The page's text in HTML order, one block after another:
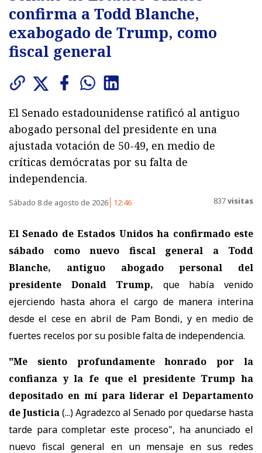
confirma a Todd Blanche,
exabogado de Trump, como
fiscal general
El Senado estadounidense ratificó al antiguo
abogado personal del presidente en una
ajustada votación de 50-49, en medio de
críticas demócratas por su falta de
independencia.
Sábado 8 de agosto de 2026 12:46 837visitas
El Senado de Estados Unidos ha confirmado este
sábado como nuevo fiscal general a Todd
Blanche, antiguo abogado personal del
presidente Donald Trump, que había venido
ejerciendo hasta ahora el cargo de manera interina
desde el cese en abril de Pam Bondi, y en medio de
fuertes recelos por su posible falta de independencia.
"Me siento profundamente honrado por la
confianza y la fe que el presidente Trump ha
depositado en mí para liderar el Departamento
de Justicia(...) Agradezco al Senado por quedarse hasta
tarde para completar este proceso", ha anunciado el
nuevo fiscal general en un mensaje en sus redes